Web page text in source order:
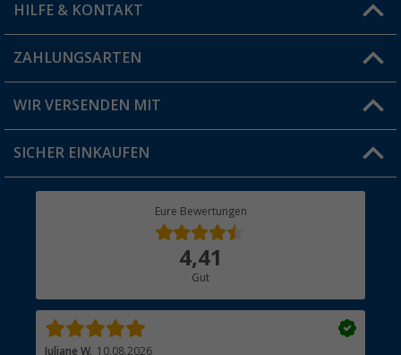
Vorteilskarte
Blog
Jobs & Karriere
HILFE & KONTAKT
FAQ & Kontakt
Versandinformationen
Rücksendung
ZAHLUNGSARTEN
WIR VERSENDEN MIT
SICHER EINKAUFEN
Eure Bewertungen
4,41
Gut
Juliane W. 10.08.2026